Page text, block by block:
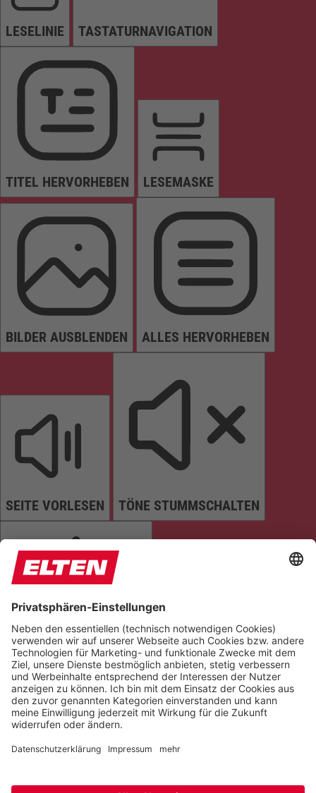
LESELINIE TASTATURNAVIGATION
TITEL HERVORHEBEN LESEMASKE
BILDER AUSBLENDEN ALLES HERVORHEBEN
SEITE VORLESEN TÖNE STUMMSCHALTEN
ANIMATIONEN STOPPEN
Einstellungen zurücksetzen